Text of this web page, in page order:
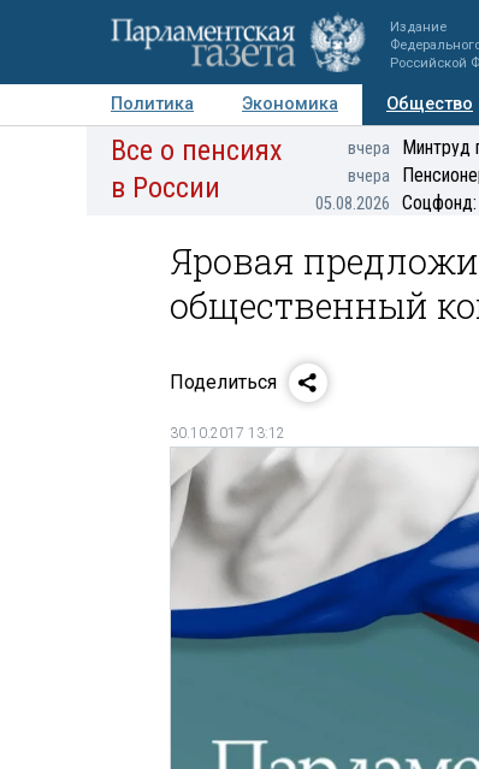
Издание
Российской
Политика Экономика Общество
Авторы Персоны Мнения
Все о пенсиях
в России
вчера Минтруд
вчера
05.08.2026 Соцфонд:
Яровая
общественный
Поделиться
30.10.2017 13:12